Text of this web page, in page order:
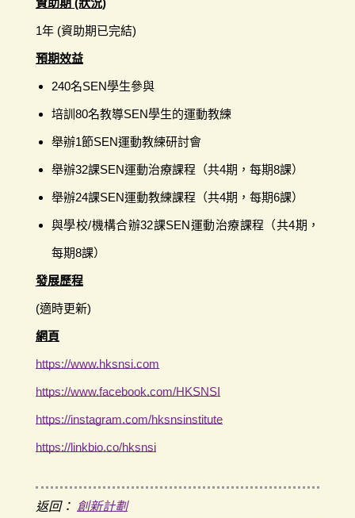
1年 (資助期已完結)
預期效益
240名SEN學生參與
培訓80名教導SEN學生的運動教練
舉辦1節SEN運動教練研討會
舉辦32課SEN運動治療課程（共4期，每期8課）
舉辦24課SEN運動教練課程（共4期，每期6課）
與學校/機構合辦32課SEN運動治療課程（共4期，
每期8課）
發展歷程
(適時更新)
網頁
https://www.hksnsi.com
https://www.facebook.com/HKSNSI
https://instagram.com/hksnsinstitute
https://linkbio.co/hksnsi
返回： 創新計劃